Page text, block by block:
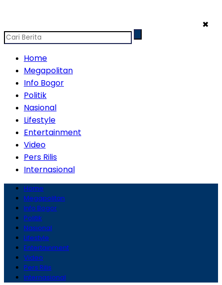
✖
Home
Megapolitan
Info Bogor
Politik
Nasional
Lifestyle
Entertainment
Video
Pers Rilis
Internasional
Home
Megapolitan
Info Bogor
Politik
Nasional
Lifestyle
Entertainment
Video
Pers Rilis
Internasional